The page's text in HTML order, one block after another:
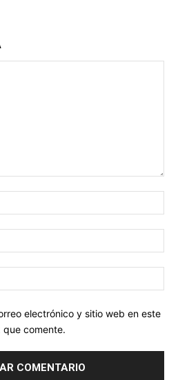
electrónico y sitio web en este
comente.